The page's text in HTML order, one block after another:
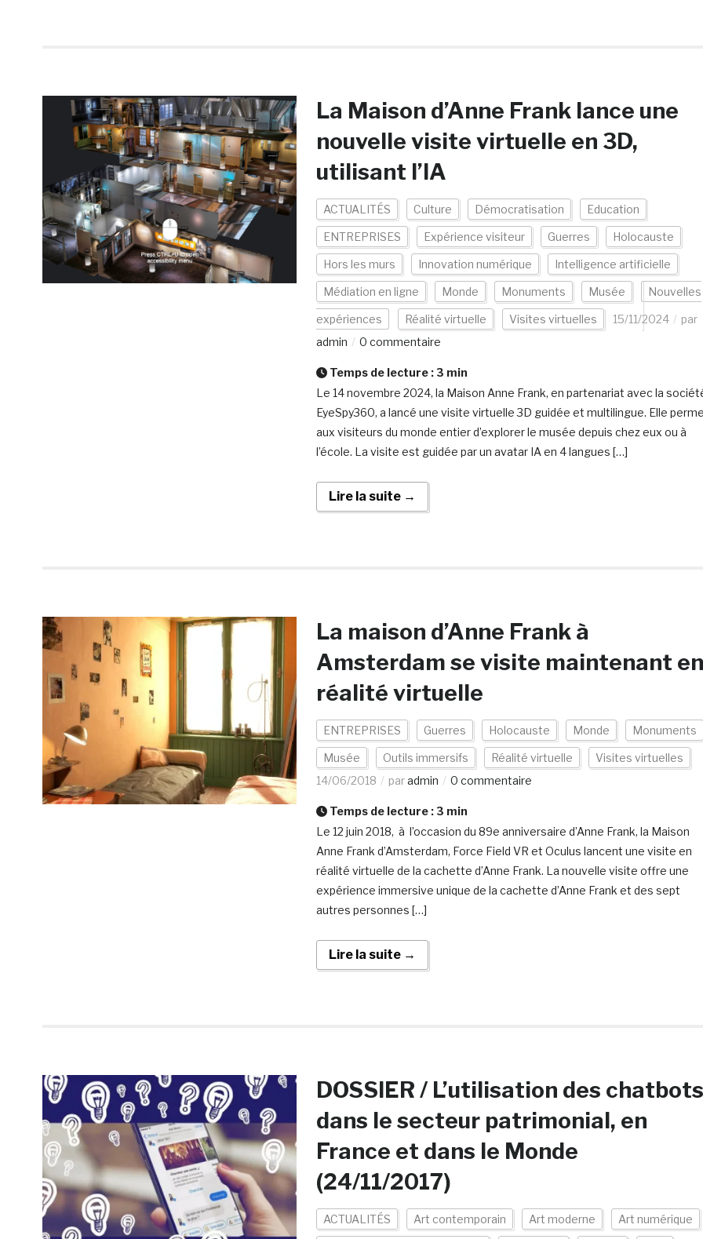
La Maison d’Anne Frank lance une
nouvelle visite virtuelle en 3D,
utilisant l’IA
ACTUALITÉS Culture Démocratisation Education
ENTREPRISES Expérience visiteur Guerres Holocauste
Hors les murs Innovation numérique Intelligence artificielle
Médiation en ligne Monde Monuments Musée Nouvelles
expériences Réalité virtuelle Visites virtuelles 15/11/2024
par
admin
0 commentaire
Temps de lecture : 3 min
Le 14 novembre 2024, la Maison Anne Frank, en partenariat avec la
EyeSpy360, a lancé une visite virtuelle 3D guidée et multilingue. Elle
aux visiteurs du monde entier d’explorer le musée depuis chez eux ou à
l’école. La visite est guidée par un avatar IA en 4 langues […]
Lire la suite →
La maison d’Anne Frank à
Amsterdam se visite maintenant en
réalité virtuelle
ENTREPRISES Guerres Holocauste Monde Monuments
Musée Outils immersifs Réalité virtuelle
Visites virtuelles
14/06/2018
paradmin 0 commentaire
Temps de lecture : 3 min
Le 12 juin 2018, à l’occasion du 89e anniversaire d’Anne Frank, la Maison
Anne Frank d’Amsterdam, Force Field VR et Oculus lancent une visite en
réalité virtuelle de la cachette d’Anne Frank. La nouvelle visite offre une
expérience immersive unique de la cachette d’Anne Frank et des sept
autres personnes […]
Lire la suite →
DOSSIER / L’utilisation des chatbots
dans le secteur patrimonial, en
France et dans le Monde
(24/11/2017)
ACTUALITÉS Art contemporain Art moderne Art numérique